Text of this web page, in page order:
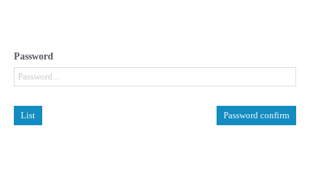
Password
List Password confirm